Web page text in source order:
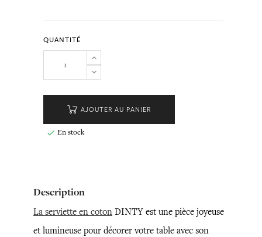
QUANTITÉ
AJOUTER AU PANIER
 En stock
Description
La serviette en coton DINTY est une pièce joyeuse
et lumineuse pour décorer votre table avec son